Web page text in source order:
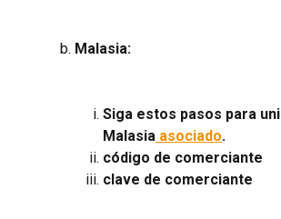
Malasia:
Siga estos pasos para
Malasia asociado.
código de comerciante
clave de comerciante